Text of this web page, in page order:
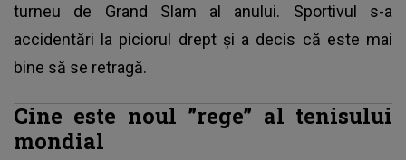
turneu de Grand Slam al anului. Sportivul s-a
accidentări la piciorul drept și a decis că este mai
bine să se retragă.
Cine este noul ”rege” al tenisului
mondial